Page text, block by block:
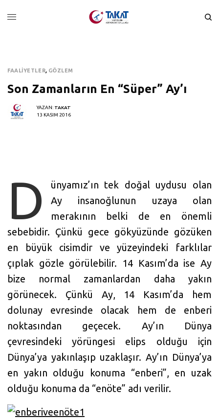
FAALIYETLER, GÖZLEM
Son Zamanların En “Süper” Ay’ı
YAZAN: TAKAT
13 KASIM 2016
D
ünyamız’ın tek doğal uydusu olan
Ay insanoğlunun uzaya olan
merakının belki de en önemli
sebebidir. Çünkü gece gökyüzünde gözüken
en büyük cisimdir ve yüzeyindeki farklılar
çıplak gözle görülebilir. 14 Kasım’da ise Ay
bize normal zamanlardan daha yakın
görünecek. Çünkü Ay, 14 Kasım’da hem
dolunay evresinde olacak hem de enberi
noktasından geçecek. Ay’ın Dünya
çevresindeki yörüngesi elips olduğu için
Dünya’ya yakınlaşıp uzaklaşır. Ay’ın Dünya’ya
en yakın olduğu konuma “enberi”, en uzak
olduğu konuma da “enöte” adı verilir.